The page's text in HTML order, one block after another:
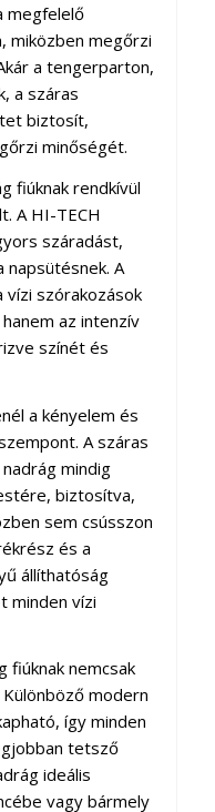
megfelelő
miközben megőrzi
a tengerparton,
a száras
biztosít,
minőségét.
fiúknak rendkívül
A HI-TECH
száradást,
napsütésnek. A
vízi szórakozások
az intenzív
színét és
a kényelem és
A száras
mindig
biztosítva,
sem csússzon
és a
állíthatóság
minden vízi
fiúknak nemcsak
modern
így minden
tetsző
ideális
vagy bármely